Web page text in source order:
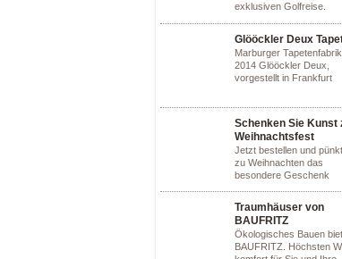
exklusiven Golfreise.
Glööckler Deux
Marburger Tapetenfabrik
2014 Glööckler Deux,
vorgestellt in Frankfurt
Schenken Sie Kunst
Weihnachtsfest
Jetzt bestellen und
zu Weihnachten das
besondere Geschenk
Traumhäuser von
BAUFRITZ
Ökologisches Bauen
BAUFRITZ. Höchsten